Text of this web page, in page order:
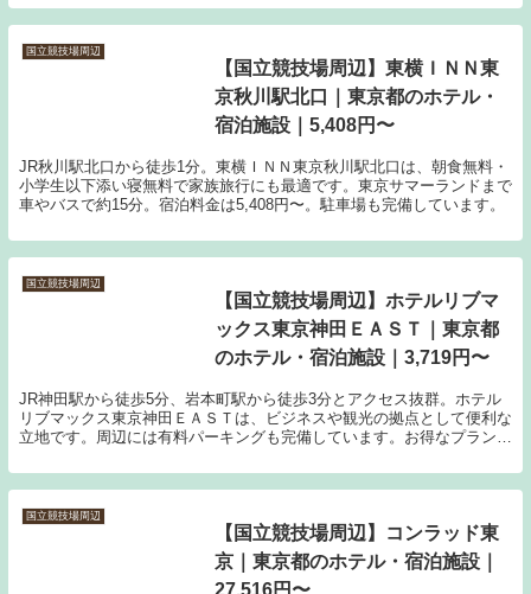
国立競技場周辺
【国立競技場周辺】東横ＩＮＮ東
京秋川駅北口｜東京都のホテル・
宿泊施設｜5,408円〜
JR秋川駅北口から徒歩1分。東横ＩＮＮ東京秋川駅北口は、朝食無料・
小学生以下添い寝無料で家族旅行にも最適です。東京サマーランドまで
車やバスで約15分。宿泊料金は5,408円〜。駐車場も完備しています。
国立競技場周辺
【国立競技場周辺】ホテルリブマ
ックス東京神田ＥＡＳＴ｜東京都
のホテル・宿泊施設｜3,719円〜
JR神田駅から徒歩5分、岩本町駅から徒歩3分とアクセス抜群。ホテル
リブマックス東京神田ＥＡＳＴは、ビジネスや観光の拠点として便利な
立地です。周辺には有料パーキングも完備しています。お得なプランも
国立競技場周辺
【国立競技場周辺】コンラッド東
京｜東京都のホテル・宿泊施設｜
27,516円〜